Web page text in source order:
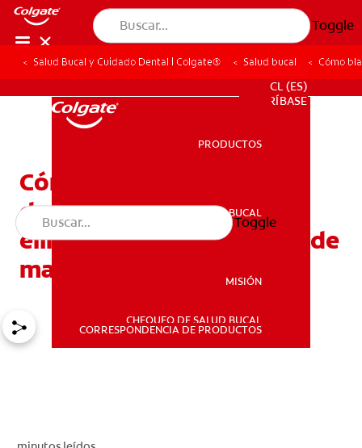
Toggle
SALUD BUCAL
PARA PROFESIONALES
CL (ES)
SUSCRÍBASE
PRODUCTOS
SALUD BUCAL
MISIÓN
CHEQUEO DE SALUD BUCAL
CORRESPONDENCIA DE PRODUCTOS
Toggle
Salud Bucal y Cuidado Dental | Colgate® Salud bucal Cómo
Cómo blanquear una
dentadura postiza:
eliminación y prevención de
manchas